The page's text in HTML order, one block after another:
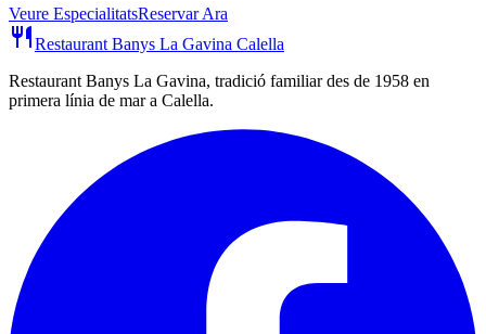
Veure EspecialitatsReservar Ara
restaurant Restaurant Banys La Gavina Calella
Restaurant Banys La Gavina, tradició familiar des de 1958 en
primera línia de mar a Calella.